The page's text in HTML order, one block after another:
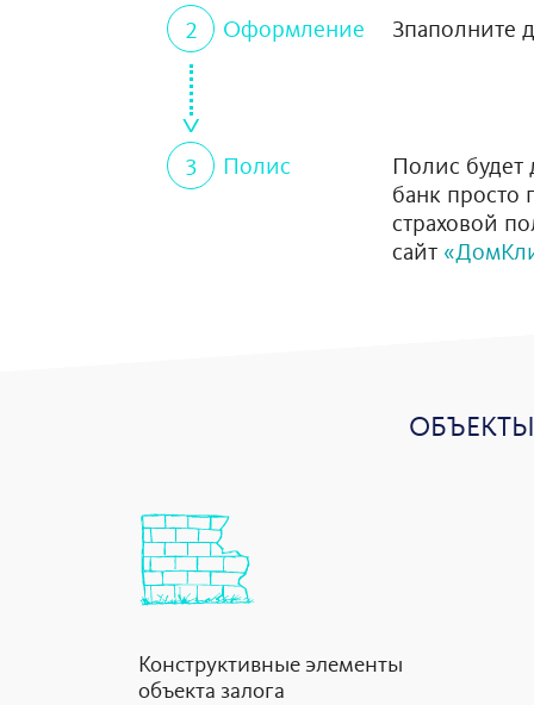
Оформление
^
Зпаполните
Полис
Полис будет
банк просто
страховой
сайт
Конструктивные элементы
объекта залога